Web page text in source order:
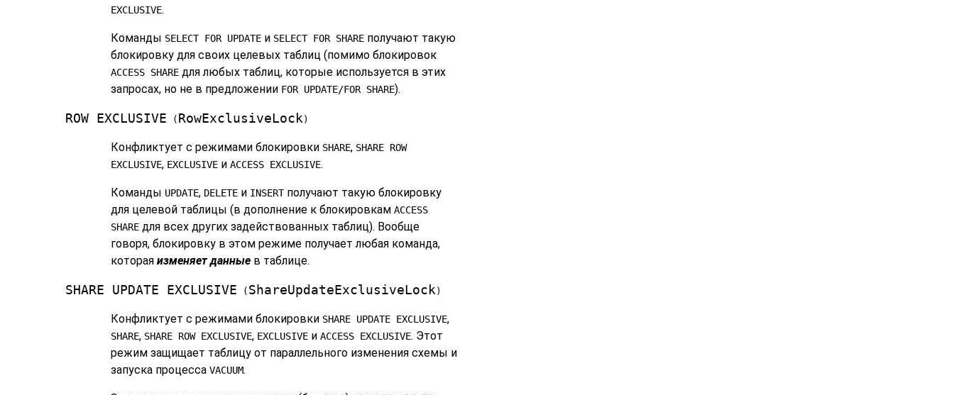
EXCLUSIVE.
Команды SELECT FOR UPDATE и SELECT FOR SHARE получают такую
блокировку для своих целевых таблиц (помимо блокировок
ACCESS SHARE для любых таблиц, которые используется в этих
запросах, но не в предложении FOR UPDATE/FOR SHARE).
ROW EXCLUSIVE ( RowExclusiveLock )
Конфликтует с режимами блокировки SHARE, SHARE ROW
EXCLUSIVE, EXCLUSIVE и ACCESS EXCLUSIVE.
Команды UPDATE, DELETE и INSERTполучают такую блокировку
для целевой таблицы (в дополнение к блокировкам ACCESS
SHARE для всех других задействованных таблиц). Вообще
говоря, блокировку в этом режиме получает любая команда,
которая изменяет данные в таблице.
SHARE UPDATE EXCLUSIVE ( ShareUpdateExclusiveLock )
Конфликтует с режимами блокировки SHARE UPDATE EXCLUSIVE,
SHARE, SHARE ROW EXCLUSIVE, EXCLUSIVE и ACCESS EXCLUSIVE. Этот
режим защищает таблицу от параллельного изменения схемы и
запуска процесса VACUUM.